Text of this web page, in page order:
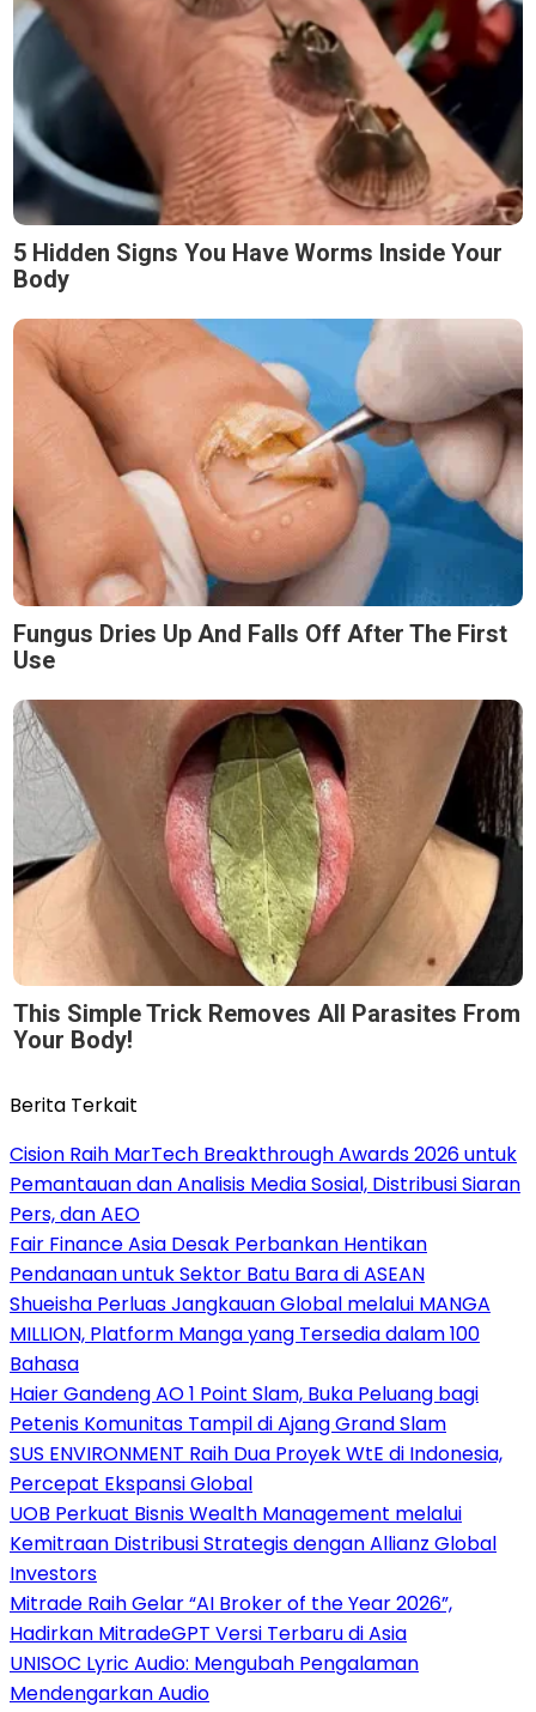
5 Hidden Signs You Have Worms Inside Your
Body
Fungus Dries Up And Falls Off After The First
Use
This Simple Trick Removes All Parasites From
Your Body!
Berita Terkait
Cision Raih MarTech Breakthrough Awards 2026 untuk
Pemantauan dan Analisis Media Sosial, Distribusi Siaran
Pers, dan AEO
Fair Finance Asia Desak Perbankan Hentikan
Pendanaan untuk Sektor Batu Bara di ASEAN
Shueisha Perluas Jangkauan Global melalui MANGA
MILLION, Platform Manga yang Tersedia dalam 100
Bahasa
Haier Gandeng AO 1 Point Slam, Buka Peluang bagi
Petenis Komunitas Tampil di Ajang Grand Slam
SUS ENVIRONMENT Raih Dua Proyek WtE di Indonesia,
Percepat Ekspansi Global
UOB Perkuat Bisnis Wealth Management melalui
Kemitraan Distribusi Strategis dengan Allianz Global
Investors
Mitrade Raih Gelar “AI Broker of the Year 2026”,
Hadirkan MitradeGPT Versi Terbaru di Asia
UNISOC Lyric Audio: Mengubah Pengalaman
Mendengarkan Audio